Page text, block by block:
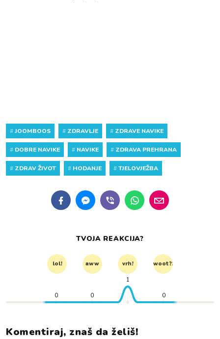
#JOOMBOOS # ZDRAVLJE # ZDRAVE NAVIKE
# DOBRE NAVIKE # NAVIKE # ZDRAVA PREHRANA
# ZDRAV ŽIVOT # HODANJE #TJELOVJEŽBA
TVOJA REAKCIJA?
lol! aww vrh! woot?!
0 0
1
0
Komentiraj, znaš da želiš!